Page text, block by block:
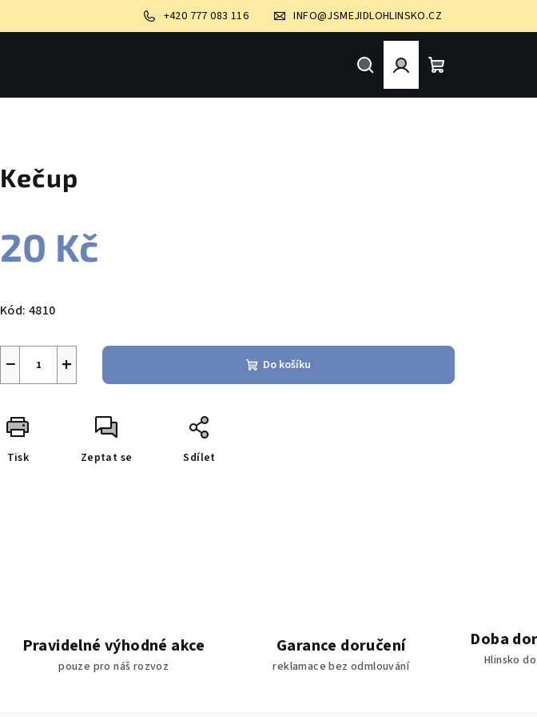
+420 777 083 116 INFO@JSMEJIDLOHLINSKO.CZ
HledatPřihlášení
Kečup
20 Kč
cena:
Kód: 4810
+
− Do košíku
Tisk Zeptat se Sdílet
Pravidelné výhodné akce
pouze pro náš rozvoz
Garance doručení
reklamace bez odmlouvání
Doba
Hlinsko